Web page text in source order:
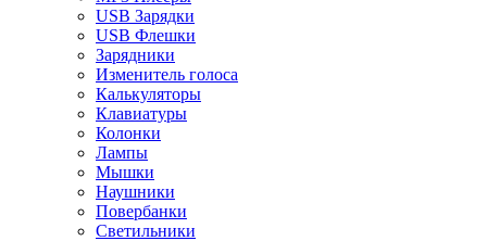
USB Зарядки
USB Флешки
Зарядники
Изменитель голоса
Калькуляторы
Клавиатуры
Колонки
Лампы
Мышки
Наушники
Повербанки
Светильники